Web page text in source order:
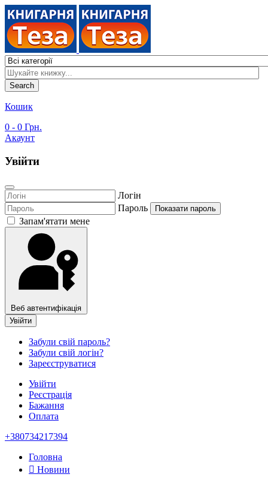
Search
Кошик
0 - 0 Грн.
Акаунт
Увійти
Логін
Пароль
Показати пароль
Запам'ятати мене
Веб автентифікація
Увійти
Забули свій пароль?
Забули свій логін?
Зареєструватися
Увійти
Реєстрація
Бажання
Оплата
+380734217394
Головна
Новини